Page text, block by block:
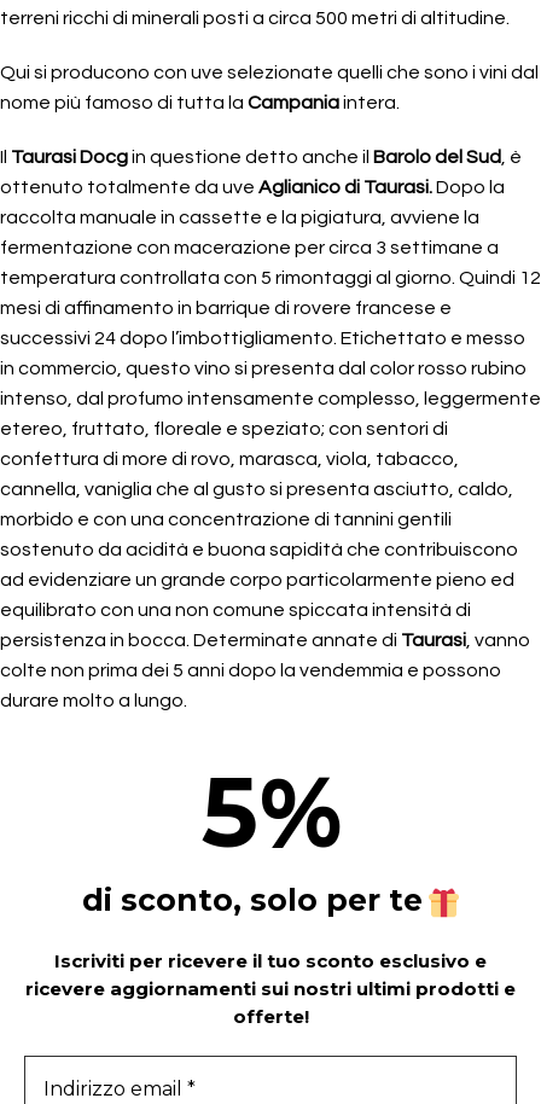
terreni ricchi di minerali posti a circa 500 metri di altitudine.
Qui si producono con uve selezionate quelli che sono i vini dal
nome più famoso di tutta la Campaniaintera.
Il Taurasi Docgin questione detto anche il Barolo del Sud
, è
ottenuto totalmente da uve Aglianico di Taurasi.Dopo la
raccolta manuale in cassette e la pigiatura, avviene la
fermentazione con macerazione per circa 3 settimane a
temperatura controllata con 5 rimontaggi al giorno. Quindi 12
mesi di affinamento in barrique di rovere francese e
successivi 24 dopo l’imbottigliamento. Etichettato e messo
in commercio, questo vino si presenta dal color rosso rubino
intenso, dal profumo intensamente complesso, leggermente
etereo, fruttato, floreale e speziato; con sentori di
confettura di more di rovo, marasca, viola, tabacco,
cannella, vaniglia che al gusto si presenta asciutto, caldo,
morbido e con una concentrazione di tannini gentili
sostenuto da acidità e buona sapidità che contribuiscono
ad evidenziare un grande corpo particolarmente pieno ed
equilibrato con una non comune spiccata intensità di
persistenza in bocca. Determinate annate di Taurasi , vanno
colte non prima dei 5 anni dopo la vendemmia e possono
durare molto a lungo.
5%
di sconto, solo per te
Iscriviti per ricevere il tuo sconto esclusivo e
ricevere aggiornamenti sui nostri ultimi prodotti e
offerte!